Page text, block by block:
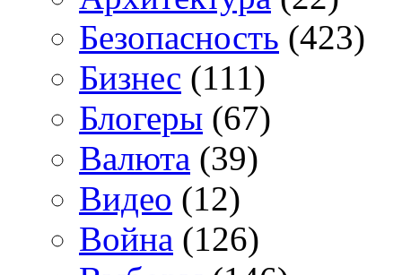
Безопасность (423)
Бизнес (111)
Блогеры (67)
Валюта (39)
Видео (12)
Война (126)